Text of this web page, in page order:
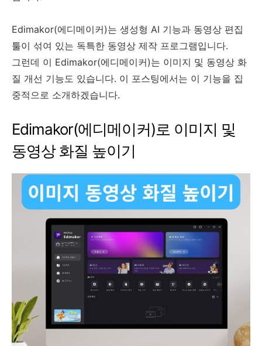
Edimakor(에디메이커)는 생성형 AI 기능과 동영상 편집
툴이 섞여 있는 독특한 동영상 제작 프로그램입니다.
그런데 이 Edimakor(에디메이커)는 이미지 및 동영상 화
질 개선 기능도 있습니다. 이 포스팅에서는 이 기능을 집
중적으로 소개하겠습니다.
Edimakor(에디메이커)로 이미지 및
동영상 화질 높이기